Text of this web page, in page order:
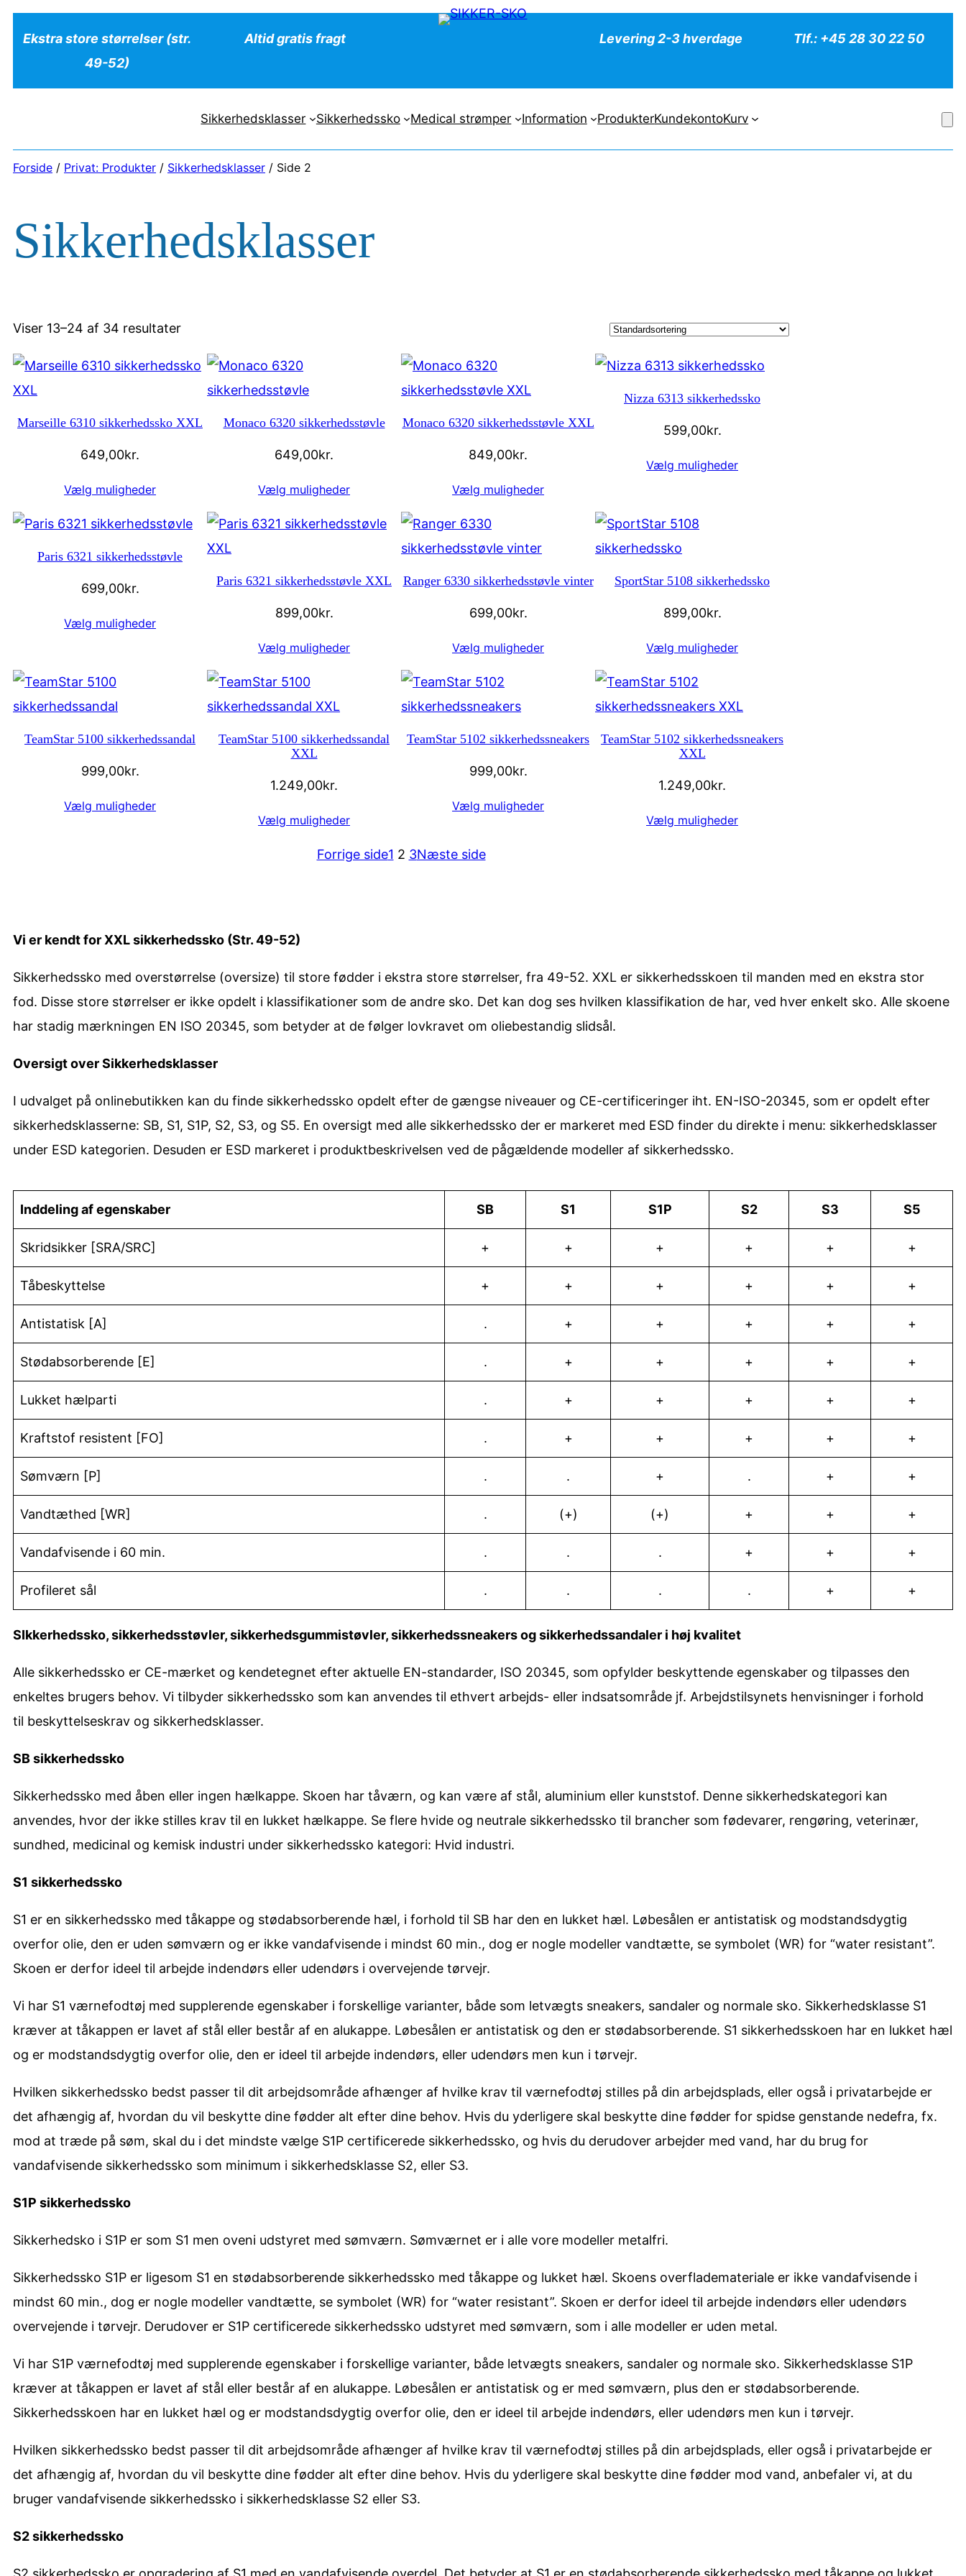
Ekstra store størrelser (str.
49-52)
Altid gratis fragt Levering 2-3 hverdage Tlf.: +45 28 30 22 50
Sikkerhedsklasser Sikkerhedssko Medical strømper Information ProdukterKundekontoKurv
Forside / Privat: Produkter / Sikkerhedsklasser / Side 2
Sikkerhedsklasser
Viser 13–24 af 34 resultater
Marseille 6310 sikkerhedssko XXL
649,00kr.
Vælg muligheder
Monaco 6320 sikkerhedsstøvle
649,00kr.
Vælg muligheder
Monaco 6320 sikkerhedsstøvle XXL
849,00kr.
Vælg muligheder
Nizza 6313 sikkerhedssko
599,00kr.
Vælg muligheder
Paris 6321 sikkerhedsstøvle
699,00kr.
Vælg muligheder
Paris 6321 sikkerhedsstøvle XXL
899,00kr.
Vælg muligheder
Ranger 6330 sikkerhedsstøvle vinter
699,00kr.
Vælg muligheder
SportStar 5108 sikkerhedssko
899,00kr.
Vælg muligheder
TeamStar 5100 sikkerhedssandal
999,00kr.
Vælg muligheder
TeamStar 5100 sikkerhedssandal
XXL
1.249,00kr.
Vælg muligheder
TeamStar 5102 sikkerhedssneakers
999,00kr.
Vælg muligheder
TeamStar 5102 sikkerhedssneakers
XXL
1.249,00kr.
Vælg muligheder
Forrige side1 2 3Næste side
Vi er kendt forXXL sikkerhedssko (Str. 49-52)
Sikkerhedssko med overstørrelse (oversize) til store fødder i ekstra store størrelser, fra 49-52. XXL er sikkerhedsskoen til manden med en ekstra stor
fod. Disse store størrelser er ikke opdelt i klassifikationer som de andre sko. Det kan dog ses hvilken klassifikation de har, ved hver enkelt sko. Alle skoene
har stadig mærkningen EN ISO 20345, som betyder at de følger lovkravet om oliebestandig slidsål.
Oversigt over Sikkerhedsklasser
I udvalget på onlinebutikken kan du finde sikkerhedssko opdelt efter de gængse niveauer og CE-certificeringer iht. EN-ISO-20345, som er opdelt efter
sikkerhedsklasserne: SB, S1, S1P, S2, S3, og S5. En oversigt med alle sikkerhedssko der er markeret med ESD finder du direkte i menu: sikkerhedsklasser
under ESD kategorien. Desuden er ESD markeret i produktbeskrivelsen ved de pågældende modeller af sikkerhedssko.
Inddeling af egenskaber SB S1 S1P S2 S3 S5
Skridsikker [SRA/SRC] + + + + + +
Tåbeskyttelse + + + + + +
Antistatisk [A] . + + + + +
Stødabsorberende [E] . + + + + +
Lukket hælparti . + + + + +
Kraftstof resistent [FO] . + + + + +
Sømværn [P] . . + . + +
Vandtæthed [WR] . (+) (+) + + +
Vandafvisende i 60 min. . . . + + +
Profileret sål . . . . + +
SIkkerhedssko, sikkerhedsstøvler, sikkerhedsgummistøvler, sikkerhedssneakers og sikkerhedssandaler i høj kvalitet
Alle sikkerhedssko er CE-mærket og kendetegnet efter aktuelle EN-standarder, ISO 20345, som opfylder beskyttende egenskaber og tilpasses den
enkeltes brugers behov. Vi tilbyder sikkerhedssko som kan anvendes til ethvert arbejds- eller indsatsområde jf. Arbejdstilsynets henvisninger i forhold
til beskyttelseskrav og sikkerhedsklasser.
SB sikkerhedssko
Sikkerhedssko med åben eller ingen hælkappe. Skoen har tåværn, og kan være af stål, aluminium eller kunststof. Denne sikkerhedskategori kan
anvendes, hvor der ikke stilles krav til en lukket hælkappe. Se flere hvide og neutrale sikkerhedssko til brancher som fødevarer, rengøring, veterinær,
sundhed, medicinal og kemisk industri under sikkerhedssko kategori: Hvid industri.
S1 sikkerhedssko
S1 er en sikkerhedssko med tåkappe og stødabsorberende hæl, i forhold til SB har den en lukket hæl. Løbesålen er antistatisk og modstandsdygtig
overfor olie, den er uden sømværn og er ikke vandafvisende i mindst 60 min., dog er nogle modeller vandtætte, se symbolet (WR) for “water resistant”.
Skoen er derfor ideel til arbejde indendørs eller udendørs i overvejende tørvejr.
Vi har S1 værnefodtøj med supplerende egenskaber i forskellige varianter, både som letvægts sneakers, sandaler og normale sko. Sikkerhedsklasse S1
kræver at tåkappen er lavet af stål eller består af en alukappe. Løbesålen er antistatisk og den er stødabsorberende. S1 sikkerhedsskoen har en lukket hæl
og er modstandsdygtig overfor olie, den er ideel til arbejde indendørs, eller udendørs men kun i tørvejr.
Hvilken sikkerhedssko bedst passer til dit arbejdsområde afhænger af hvilke krav til værnefodtøj stilles på din arbejdsplads, eller også i privatarbejde er
det afhængig af, hvordan du vil beskytte dine fødder alt efter dine behov. Hvis du yderligere skal beskytte dine fødder for spidse genstande nedefra, fx.
mod at træde på søm, skal du i det mindste vælge S1P certificerede sikkerhedssko, og hvis du derudover arbejder med vand, har du brug for
vandafvisende sikkerhedssko som minimum i sikkerhedsklasse S2, eller S3.
S1P sikkerhedssko
Sikkerhedsko i S1P er som S1 men oveni udstyret med sømværn. Sømværnet er i alle vore modeller metalfri.
Sikkerhedssko S1P er ligesom S1 en stødabsorberende sikkerhedssko med tåkappe og lukket hæl. Skoens overflademateriale er ikke vandafvisende i
mindst 60 min., dog er nogle modeller vandtætte, se symbolet (WR) for “water resistant”. Skoen er derfor ideel til arbejde indendørs eller udendørs
overvejende i tørvejr. Derudover er S1P certificerede sikkerhedssko udstyret med sømværn, som i alle modeller er uden metal.
Vi har S1P værnefodtøj med supplerende egenskaber i forskellige varianter, både letvægts sneakers, sandaler og normale sko. Sikkerhedsklasse S1P
kræver at tåkappen er lavet af stål eller består af en alukappe. Løbesålen er antistatisk og er med sømværn, plus den er stødabsorberende.
Sikkerhedsskoen har en lukket hæl og er modstandsdygtig overfor olie, den er ideel til arbejde indendørs, eller udendørs men kun i tørvejr.
Hvilken sikkerhedssko bedst passer til dit arbejdsområde afhænger af hvilke krav til værnefodtøj stilles på din arbejdsplads, eller også i privatarbejde er
det afhængig af, hvordan du vil beskytte dine fødder alt efter dine behov. Hvis du yderligere skal beskytte dine fødder mod vand, anbefaler vi, at du
bruger vandafvisende sikkerhedssko i sikkerhedsklasse S2 eller S3.
S2 sikkerhedssko